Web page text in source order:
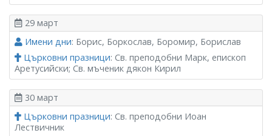
29 март
Имени дни: Борис, Боркослав, Боромир, Борислав
Църковни празници: Св. преподобни Марк, епископ
Аретусийски; Св. мъченик дякон Кирил
30 март
Църковни празници: Св. преподобни Иоан
Лествичник